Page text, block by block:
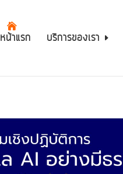
หน้าแรก บริการของเรา